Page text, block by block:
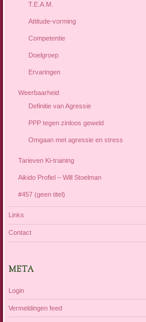
T.E.A.M.
Attitude-vorming
Competentie
Doelgroep
Ervaringen
Weerbaarheid
Definitie van Agressie
PPP tegen zinloos geweld
Omgaan met agressie en stress
Tarieven Ki-training
Aikido Profiel – Will Stoelman
#457 (geen titel)
Links
Contact
META
Login
Vermeldingen feed